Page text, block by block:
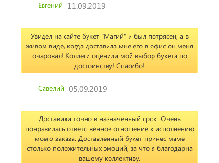
Евгений 11.09.2019
Увидел на сайте букет "Магий" и был потрясен, а в
живом виде, когда доставила мне его в офис он меня
очаровал! Коллеги оценили мой выбор букета по
достоинству! Спасибо!
Савелий 05.09.2019
Доставили точно в назначенный срок. Очень
понравилась ответственное отношение к исполнению
моего заказа. Доставленный букет принес маме
столько положительных эмоций, за что я благодарна
вашему коллективу.